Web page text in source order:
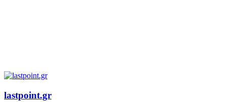
lastpoint.gr